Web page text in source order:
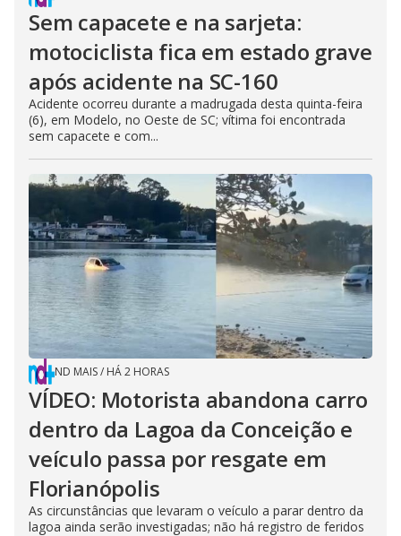
Sem capacete e na sarjeta:
motociclista fica em estado grave
após acidente na SC-160
Acidente ocorreu durante a madrugada desta quinta-feira
(6), em Modelo, no Oeste de SC; vítima foi encontrada
sem capacete e com...
ND MAIS/ HÁ 2 HORAS
VÍDEO: Motorista abandona carro
dentro da Lagoa da Conceição e
veículo passa por resgate em
Florianópolis
As circunstâncias que levaram o veículo a parar dentro da
lagoa ainda serão investigadas; não há registro de feridos